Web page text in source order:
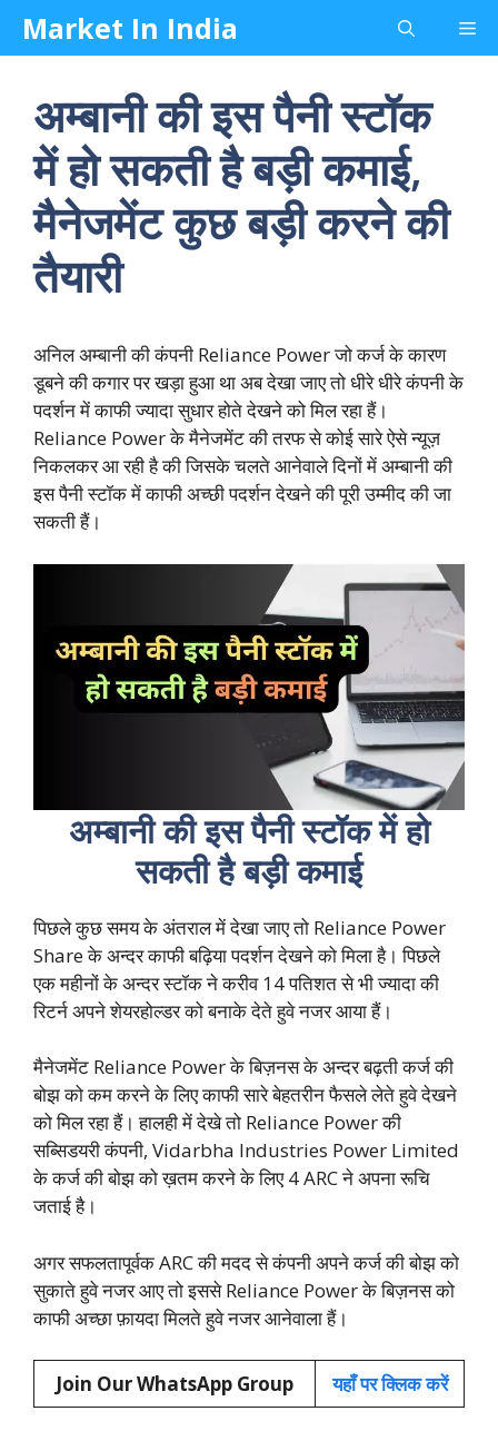
SkipMarket In India
अम्बानी की इस पैनी स्टॉक
में हो सकती है बड़ी कमाई,
मैनेजमेंट कुछ बड़ी करने की
तैयारी
अनिल अम्बानी की कंपनी Reliance Power जो कर्ज के कारण
डूबने की कगार पर खड़ा हुआ था अब देखा जाए तो धीरे धीरे कंपनी के
पदर्शन में काफी ज्यादा सुधार होते देखने को मिल रहा हैं।
Reliance Power के मैनेजमेंट की तरफ से कोई सारे ऐसे न्यूज़
निकलकर आ रही है की जिसके चलते आनेवाले दिनों में अम्बानी की
इस पैनी स्टॉक में काफी अच्छी पदर्शन देखने की पूरी उम्मीद की जा
सकती हैं।
अम्बानी की इस पैनी स्टॉक में हो
सकती है बड़ी कमाई
पिछले कुछ समय के अंतराल में देखा जाए तो Reliance Power
Share के अन्दर काफी बढ़िया पदर्शन देखने को मिला है। पिछले
एक महीनों के अन्दर स्टॉक ने करीव 14 पतिशत से भी ज्यादा की
रिटर्न अपने शेयरहोल्डर को बनाके देते हुवे नजर आया हैं।
मैनेजमेंट Reliance Power के बिज़नस के अन्दर बढ़ती कर्ज की
बोझ को कम करने के लिए काफी सारे बेहतरीन फैसले लेते हुवे देखने
को मिल रहा हैं। हालही में देखे तो Reliance Power की
सब्सिडयरी कंपनी, Vidarbha Industries Power Limited
के कर्ज की बोझ को ख़तम करने के लिए 4 ARC ने अपना रूचि
जताई है।
अगर सफलतापूर्वक ARC की मदद से कंपनी अपने कर्ज की बोझ को
सुकाते हुवे नजर आए तो इससे Reliance Power के बिज़नस को
काफी अच्छा फ़ायदा मिलते हुवे नजर आनेवाला हैं।
Join Our WhatsApp Group यहाँ पर क्लिक करें